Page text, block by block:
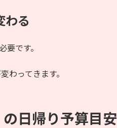
わる
です。
わってきます。
日帰り予算目安